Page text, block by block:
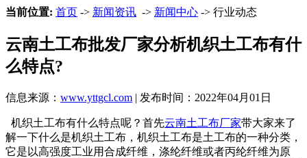
当前位置: 首页 -> 新闻资讯 -> 新闻中心 -> 行业动态
云南土工布批发厂家分析机织土工布有什
么特点?
信息来源： www.yttgcl.com | 发布时间：2022年04月01日
机织土工布有什么特点呢？首先云南土工布厂家带大家来了
解一下什么是机织土工布，机织土工布是土工布的一种分类，
它是以高强度工业用合成纤维，涤纶纤维或者丙纶纤维为原